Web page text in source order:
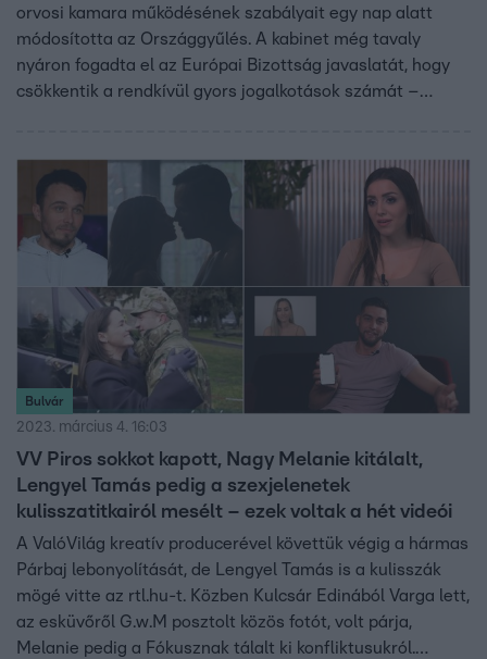
orvosi kamara működésének szabályait egy nap alatt
módosította az Országgyűlés. A kabinet még tavaly
nyáron fogadta el az Európai Bizottság javaslatát, hogy
csökkentik a rendkívül gyors jogalkotások számát –
Parlament. A kormány úgy reagált: félévente négyszer
lehetőségük van kivételes gyorsaságú törvényhozásra.
Bulvár
2023. március 4. 16:03
VV Piros sokkot kapott, Nagy Melanie kitálalt,
Lengyel Tamás pedig a szexjelenetek
kulisszatitkairól mesélt – ezek voltak a hét videói
A ValóVilág kreatív producerével követtük végig a hármas
Párbaj lebonyolítását, de Lengyel Tamás is a kulisszák
mögé vitte az rtl.hu-t. Közben Kulcsár Edinából Varga lett,
az esküvőről G.w.M posztolt közös fotót, volt párja,
Melanie pedig a Fókusznak tálalt ki konfliktusukról.